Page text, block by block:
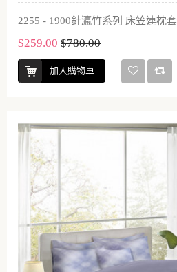
2255 - 1900針瀛竹系列 床笠連枕套
$259.00 $780.00
加入購物車